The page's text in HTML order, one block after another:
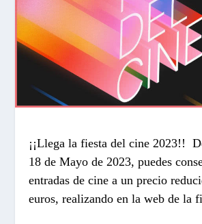
¡¡Llega la fiesta del cine 2023!!
18 de Mayo de 2023, puedes
entradas de cine a un precio
euros, realizando en la web de la